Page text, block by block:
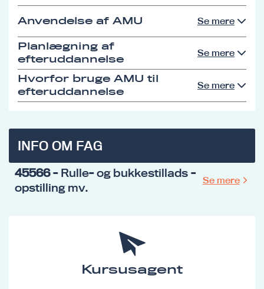
Anvendelse af AMU Se mere
Planlægning af
efteruddannelse
Se mere
Hvorfor bruge AMU til
efteruddannelse
Se mere
INFO OM FAG
45566- Rulle- og bukkestillads -
opstilling mv.
Se mere
Kursusagent